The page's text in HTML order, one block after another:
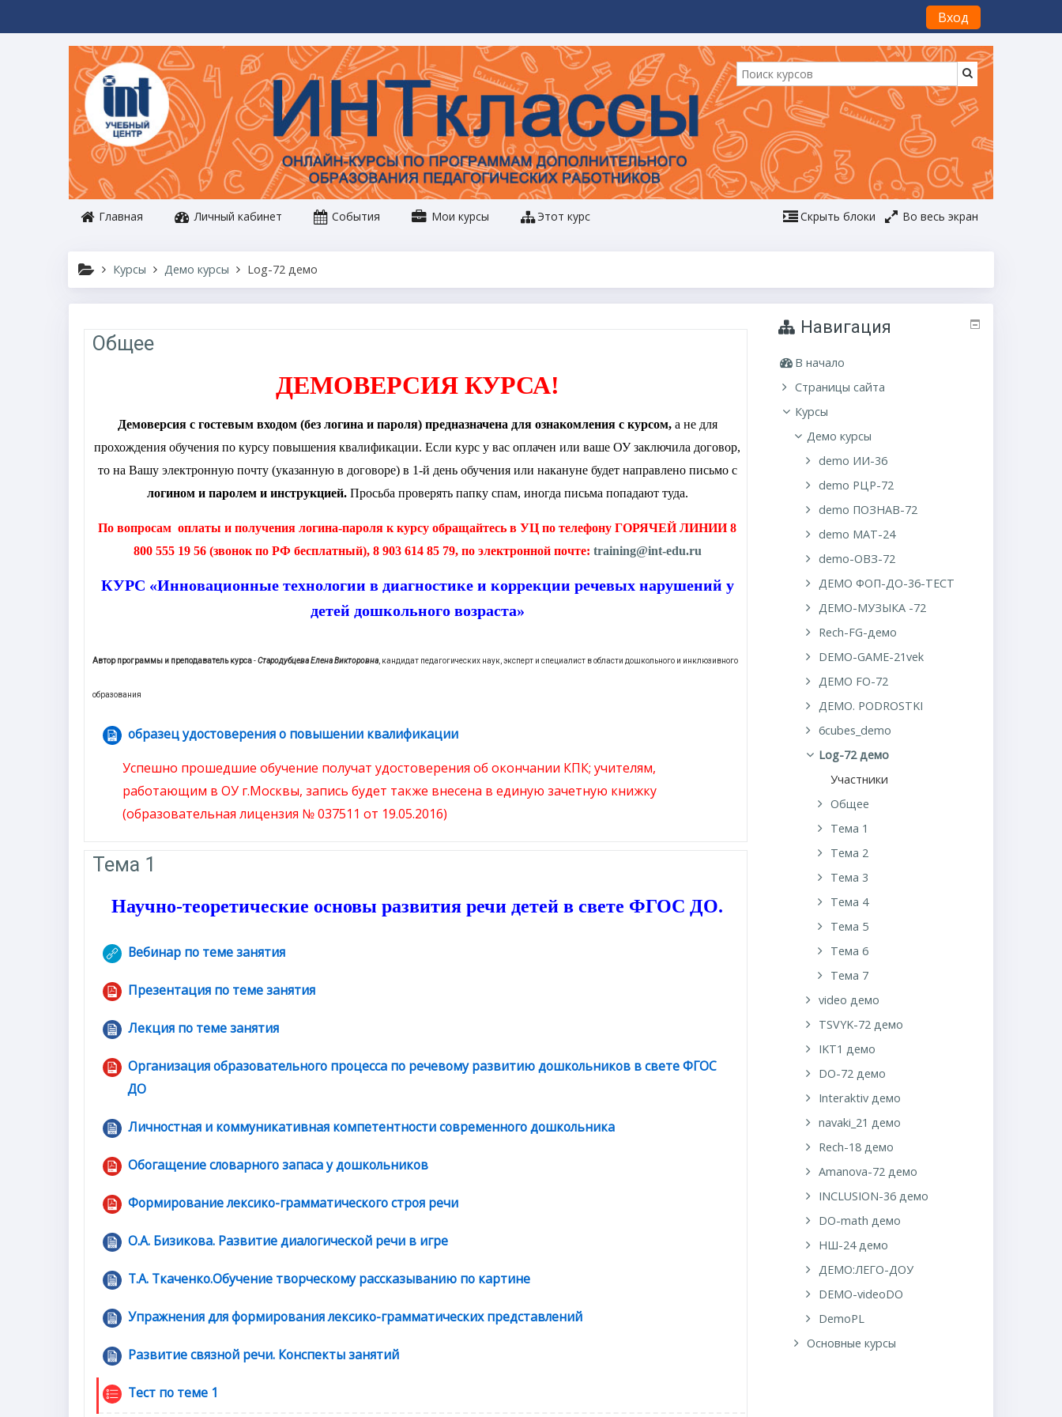
Вход
Главная Личный кабинет События Мои курсы Этот курс Скрыть блоки Во весь экран
Курсы Демо курсы Log-72 демо
Тематический план
Общее
ДЕМОВЕРСИЯ КУРСА!
Демоверсия с гостевым входом (без логина и пароля) предназначена для ознакомления с курсом,а не для
прохождения обучения по курсу повышения квалификации. Если курс у вас оплачен или ваше ОУ заключила договор,
то на Вашу электронную почту (указанную в договоре) в 1-й день обучения или накануне будет направлено письмо с
логином и паролем и инструкцией.Просьба проверять папку спам, иногда письма попадают туда.
По вопросам оплаты и получения логина-пароля к курсу обращайтесь в УЦ по телефону ГОРЯЧЕЙ ЛИНИИ 8
800 555 19 56 (звонок по РФ бесплатный), 8 903 614 85 79, по электронной почте: training@int-edu.ru
КУРС «Инновационные технологии в диагностике и коррекции речевых нарушений у
детей дошкольного возраста»
Автор программы и преподаватель курса-Стародубцева Елена Викторовна , кандидат педагогических наук, эксперт и специалист в области дошкольного и инклюзивного
образования
образец удостоверения о повышении квалификацииГиперссылка
Успешно прошедшие обучение получат удостоверения об окончании КПК; учителям,
работающим в ОУ г.Москвы, запись будет также внесена в единую зачетную книжку
(образовательная лицензия № 037511 от 19.05.2016)
Тема 1
Научно-теоретические основы развития речи детей в свете ФГОС ДО.
Вебинар по теме занятияГиперссылка
Презентация по теме занятия
Файл
Лекция по теме занятия
Файл
Организация образовательного процесса по речевому развитию дошкольников в свете ФГОС
ДО
Файл
Личностная и коммуникативная компетентности современного дошкольника
Файл
Обогащение словарного запаса у дошкольников
Файл
Формирование лексико-грамматического строя речи
Файл
О.А. Бизикова. Развитие диалогической речи в игре
Файл
Т.А. Ткаченко.Обучение творческому рассказыванию по картине
Файл
Упражнения для формирования лексико-грамматических представлений
Файл
Развитие связной речи. Конспекты занятий
Файл
Тест по теме 1
Навигация
В начало
Страницы сайта
Курсы
Демо курсы
demo ИИ-36
demo РЦР-72
demo ПОЗНАВ-72
demo MAT-24
demo-ОВЗ-72
ДЕМО ФОП-ДО-36-ТЕСТ
ДЕМО-МУЗЫКА -72
Rech-FG-демо
DEMO-GAME-21vek
ДЕМО FO-72
ДЕМО. PODROSTKI
6cubes_demo
Log-72 демо
Участники
Общее
Тема 1
Тема 2
Тема 3
Тема 4
Тема 5
Тема 6
Тема 7
video демо
TSVYK-72 демо
IKT1 демо
DO-72 демо
Interaktiv демо
navaki_21 демо
Rech-18 демо
Amanova-72 демо
INCLUSION-36 демо
DO-math демо
НШ-24 демо
ДЕМО:ЛЕГО-ДОУ
DEMO-videoDO
DemoPL
Основные курсы